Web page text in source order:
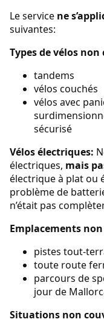
Le service ne
suivantes:
Types de vélos non
tandems
vélos couchés
vélos avec
sécurisé
Vélos électriques:
électriques, mais
électrique à plat ou
problème de
n’était pas
Emplacements
pistes tout-
toute route
parcours de
jour de
Situations non